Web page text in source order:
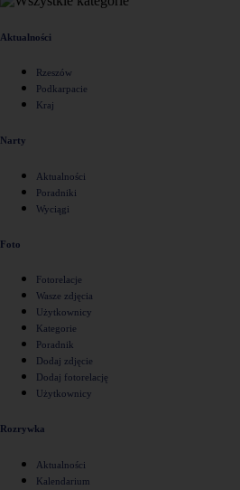
Aktualności
Rzeszów
Podkarpacie
Kraj
Narty
Aktualności
Poradniki
Wyciągi
Foto
Fotorelacje
Wasze zdjęcia
Użytkownicy
Kategorie
Poradnik
Dodaj zdjęcie
Dodaj fotorelację
Użytkownicy
Rozrywka
Aktualności
Kalendarium